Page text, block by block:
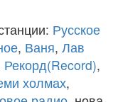
Русское
, Ваня, Лав
Рекорд(Record),
холмах,